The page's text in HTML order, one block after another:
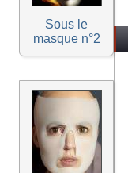
Sous le
masque n°2